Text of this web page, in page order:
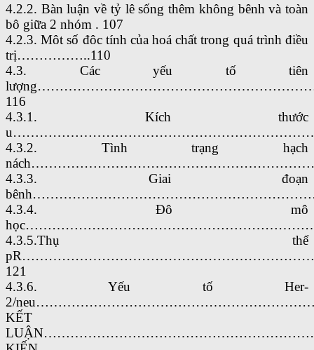
4.2.2. Bàn luận về tỷ lê sống thêm không bênh và toàn
bô giữa 2 nhóm . 107
4.2.3. Môt số đôc tính của hoá chất trong quá trình điều
trị……………..110
4.3. Các yếu tố tiên
116
4.3.1. Kích thước
4.3.2. Tình trạng hạch
4.3.3. Giai đoạn
4.3.4. Đô mô
4.3.5.Thụ thể
121
4.3.6. Yếu tố Her-
2/
KẾT